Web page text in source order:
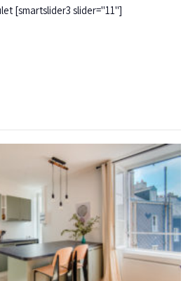
[smartslider3 slider="11"]